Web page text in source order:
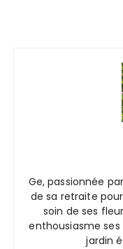
Ge, passionnée
de sa retraite
soin de ses
enthousiasme
jardin